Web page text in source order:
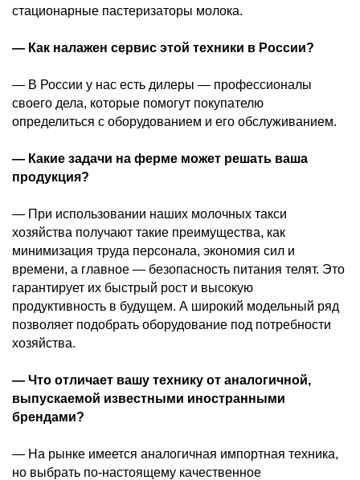
стационарные пастеризаторы молока.
— Как налажен сервис этой техники в России?
— В России у нас есть дилеры — профессионалы
своего дела, которые помогут покупателю
определиться с оборудованием и его обслуживанием.
— Какие задачи на ферме может решать ваша
продукция?
— При использовании наших молочных такси
хозяйства получают такие преимущества, как
минимизация труда персонала, экономия сил и
времени, а главное — безопасность питания телят. Это
гарантирует их быстрый рост и высокую
продуктивность в будущем. А широкий модельный ряд
позволяет подобрать оборудование под потребности
хозяйства.
— Что отличает вашу технику от аналогичной,
выпускаемой известными иностранными
брендами?
— На рынке имеется аналогичная импортная техника,
но выбрать по-настоящему качественное